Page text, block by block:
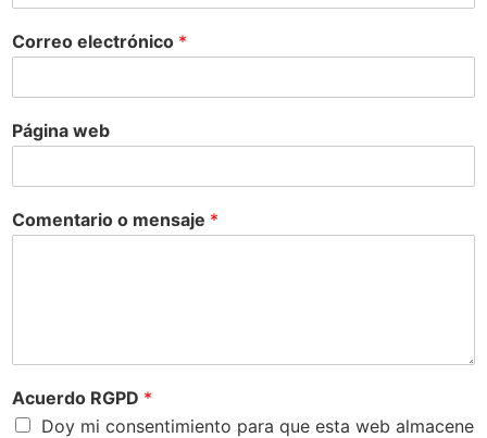
Correo electrónico *
Página web
Comentario o mensaje *
Acuerdo RGPD *
Doy mi consentimiento para que esta web almacene